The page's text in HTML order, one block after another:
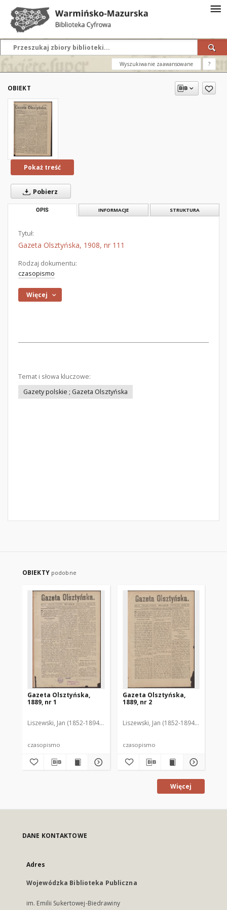
Wyszukiwanie zaawansowane ?
OBIEKT
Pokaż treść
Pobierz
OPIS INFORMACJE STRUKTURA
Tytuł:
Gazeta Olsztyńska, 1908, nr 111
Rodzaj dokumentu:
czasopismo
Więcej
Temat i słowa kluczowe:
Gazety polskie ; Gazeta Olsztyńska
OBIEKTY podobne
Gazeta Olsztyńska,
1889, nr 1
Liszewski, Jan (1852-1894). Red.
czasopismo
Gazeta Olsztyńska,
1889, nr 2
Liszewski, Jan (1852-1894). Red.
czasopismo
Więcej
DANE KONTAKTOWE
Adres
Wojewódzka Biblioteka Publiczna
im. Emilii Sukertowej-Biedrawiny